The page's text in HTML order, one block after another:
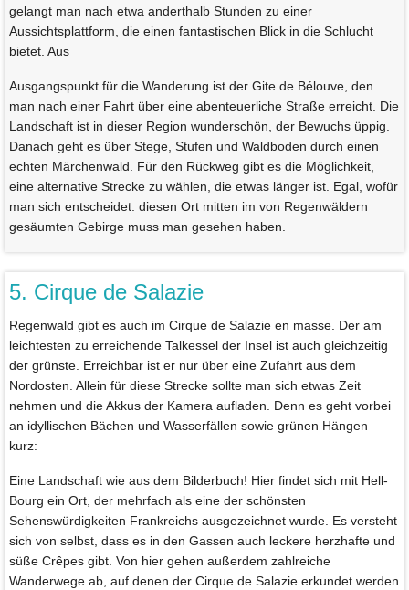
gelangt man nach etwa anderthalb Stunden zu einer
Aussichtsplattform, die einen fantastischen Blick in die Schlucht
bietet. Aus
Ausgangspunkt für die Wanderung ist der Gite de Bélouve, den
man nach einer Fahrt über eine abenteuerliche Straße erreicht. Die
Landschaft ist in dieser Region wunderschön, der Bewuchs üppig.
Danach geht es über Stege, Stufen und Waldboden durch einen
echten Märchenwald. Für den Rückweg gibt es die Möglichkeit,
eine alternative Strecke zu wählen, die etwas länger ist. Egal, wofür
man sich entscheidet: diesen Ort mitten im von Regenwäldern
gesäumten Gebirge muss man gesehen haben.
5. Cirque de Salazie
Regenwald gibt es auch im Cirque de Salazie en masse. Der am
leichtesten zu erreichende Talkessel der Insel ist auch gleichzeitig
der grünste. Erreichbar ist er nur über eine Zufahrt aus dem
Nordosten. Allein für diese Strecke sollte man sich etwas Zeit
nehmen und die Akkus der Kamera aufladen. Denn es geht vorbei
an idyllischen Bächen und Wasserfällen sowie grünen Hängen –
kurz:
Eine Landschaft wie aus dem Bilderbuch! Hier findet sich mit Hell-
Bourg ein Ort, der mehrfach als eine der schönsten
Sehenswürdigkeiten Frankreichs ausgezeichnet wurde. Es versteht
sich von selbst, dass es in den Gassen auch leckere herzhafte und
süße Crêpes gibt. Von hier gehen außerdem zahlreiche
Wanderwege ab, auf denen der Cirque de Salazie erkundet werden